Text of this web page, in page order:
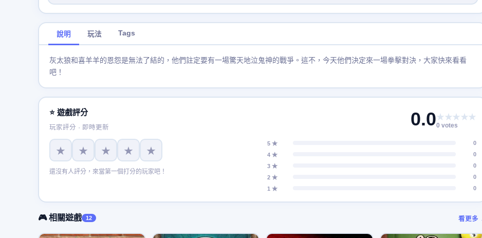
說明 玩法 Tags
灰太狼和喜羊羊的恩怨是無法了結的，他們註定要有一場驚天地泣鬼神的戰爭。這不，今天他們決定來一場拳擊對決，大家快來看看
吧！
⭐ 遊戲評分
玩家評分 · 即時更新 0.0★★★★★
0 votes
★ ★ ★ ★ ★
還沒有人評分，來當第一個打分的玩家吧！
5 ★
0
4 ★
0
3 ★
0
2 ★
0
1 ★
0
🎮 相關遊戲 12 看更多